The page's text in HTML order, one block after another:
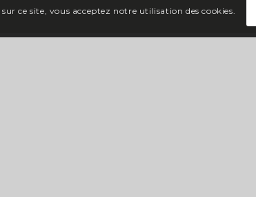
ce site, vous acceptez notre utilisation des cookies.